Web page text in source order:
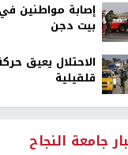
إصابة مواطنين
بيت دجن
الاحتلال يعيق
قلقيلية
جامعة النجاح